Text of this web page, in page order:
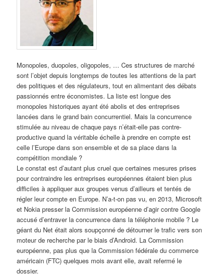
Monopoles, duopoles, oligopoles, … Ces structures de marché
sont l’objet depuis longtemps de toutes les attentions de la part
des politiques et des régulateurs, tout en alimentant des débats
passionnés entre économistes. La liste est longue des
monopoles historiques ayant été abolis et des entreprises
lancées dans le grand bain concurrentiel. Mais la concurrence
stimulée au niveau de chaque pays n’était-elle pas contre-
productive quand la véritable échelle à prendre en compte est
celle l’Europe dans son ensemble et de sa place dans la
compétition mondiale ?
Le constat est d’autant plus cruel que certaines mesures prises
pour contraindre les entreprises européennes étaient bien plus
difficiles à appliquer aux groupes venus d’ailleurs et tentés de
régler leur compte en Europe. N’a-t-on pas vu, en 2013, Microsoft
et Nokia presser la Commission européenne d’agir contre Google
accusé d’entraver la concurrence dans la téléphonie mobile ? Le
géant du Net était alors soupçonné de détourner le trafic vers son
moteur de recherche par le biais d’Android. La Commission
européenne, pas plus que la Commission fédérale du commerce
américain (FTC) quelques mois avant elle, avait refermé le
dossier.